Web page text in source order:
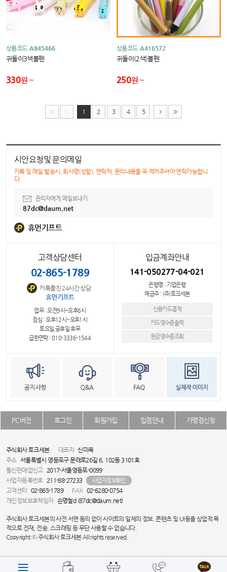
상품코드 A845466
귀돌이3색볼펜
330원
상품코드 A416572
귀돌이(2색)볼펜
250원
1 2 3 4 5
시안요청및 문의메일
카톡 및 메일 발송시, 회사명(성함), 연락처, 문의내용을 꼭 적어주셔야 연락가능합니
다.
관리자에게 메일보내기
87dc@daum.net
휴먼기프트
고객상담센터
02-865-1789
카톡플친 24시간 상담
휴먼기프트
업무 : 오전9시~오후6시
점심 : 오후12시~오후1시
토요일,공휴일 휴무
급한연락 : 010-3336-1544
입금계좌안내
141-050277-04-021
은행명 : 기업은행
예금주 : (주)토크세븐
신용카드결제
카드영수증출력
현금영수증조회
PC버전 로그인 회원가입 입점안내 가맹점신청
주식회사 토크세븐 대표자 신미옥
주소 서울특별시 영등포구 문래로26길 6, 102동 3101호
통신판매업신고 2017-서울영등포-0099
사업자등록번호 211-88-27233 사업자정보확인
고객센터 02-865-1789 FAX 02-6280-0754
개인정보보호책임자 손명철d (87dc@daum.net)
주식회사 토크세븐의 사전 서면 동의 없이 사이트의 일체의 정보, 콘텐츠 및 UI등을 상업적 목
적으로 전재, 전송, 스크래핑 등 무단 사용할 수 없습니다.
Copyright ⓒ 주식회사 토크세븐 All rights reserved.